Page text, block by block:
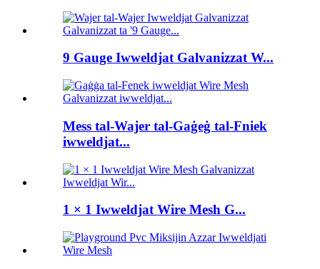
9 Gauge Iwweldjat Galvanizzat W...
Mess tal-Wajer tal-Gaġeġ tal-Fniek
iwweldjat...
1 × 1 Iwweldjat Wire Mesh G...